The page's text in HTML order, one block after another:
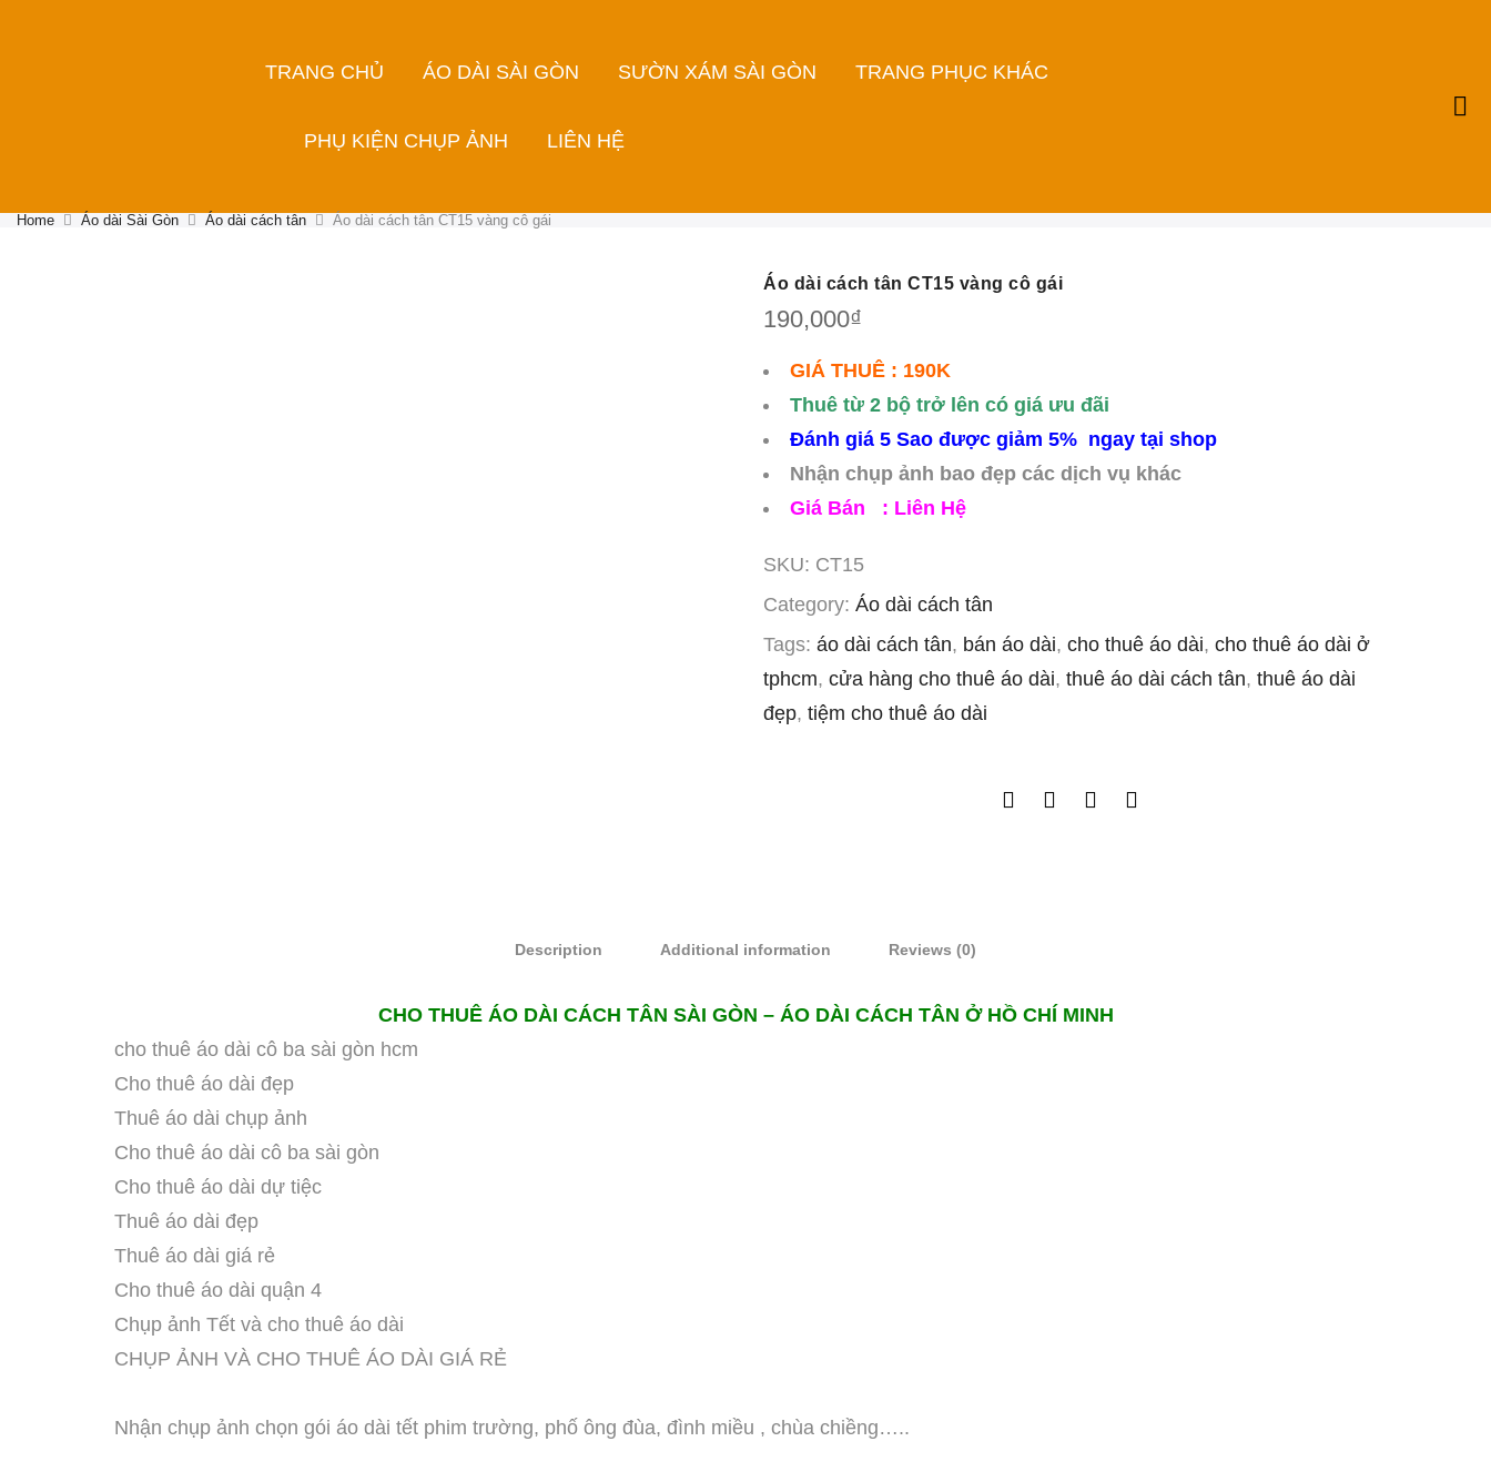
TRANG CHỦ ÁO DÀI SÀI GÒN SƯỜN XÁM SÀI GÒN TRANG PHỤC KHÁC
PHỤ KIỆN CHỤP ẢNH LIÊN HỆ
Home Áo dài Sài Gòn Áo dài cách tân Áo dài cách tân CT15 vàng cô gái
Áo dài cách tân CT15 vàng cô gái
190,000₫
GIÁ THUÊ : 190K
Thuê từ 2 bộ trở lên có giá ưu đãi
Đánh giá 5 Sao được giảm 5% ngay tại shop
Nhận chụp ảnh bao đẹp các dịch vụ khác
Giá Bán : Liên Hệ
SKU: CT15
Category: Áo dài cách tân
Tags: áo dài cách tân, bán áo dài, cho thuê áo dài, cho thuê áo dài ở
tphcm, cửa hàng cho thuê áo dài, thuê áo dài cách tân, thuê áo dài
đẹp, tiệm cho thuê áo dài
Description Additional information Reviews (0)
CHO THUÊ ÁO DÀI CÁCH TÂN SÀI GÒN – ÁO DÀI CÁCH TÂN Ở HỒ CHÍ MINH
cho thuê áo dài cô ba sài gòn hcm
Cho thuê áo dài đẹp
Thuê áo dài chụp ảnh
Cho thuê áo dài cô ba sài gòn
Cho thuê áo dài dự tiệc
Thuê áo dài đẹp
Thuê áo dài giá rẻ
Cho thuê áo dài quận 4
Chụp ảnh Tết và cho thuê áo dài
CHỤP ẢNH VÀ CHO THUÊ ÁO DÀI GIÁ RẺ
Nhận chụp ảnh chọn gói áo dài tết phim trường, phố ông đùa, đình miều , chùa chiềng…..